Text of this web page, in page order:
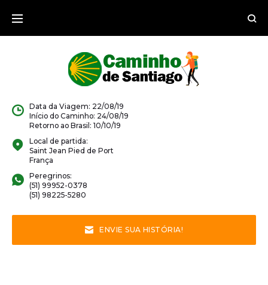
para
Data da Viagem: 22/08/19
Início do Caminho: 24/08/19
Retorno ao Brasil: 10/10/19
Local de partida:
Saint Jean Pied de Port
França
Peregrinos:
(51) 99952-0378
(51) 98225-5280
ENVIE SUA HISTÓRIA!